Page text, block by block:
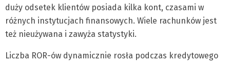
duży odsetek klientów posiada kilka kont, czasami w
różnych instytucjach finansowych. Wiele rachunków jest
też nieużywana i zawyża statystyki.
Liczba ROR-ów dynamicznie rosła podczas kredytowego